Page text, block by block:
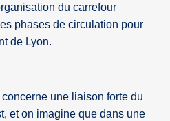
du carrefour
phases de circulation pour
de Lyon.
concerne une liaison forte du
et on imagine que dans une